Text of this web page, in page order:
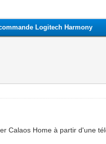
Logitech Harmony
Calaos Home à partir d'une